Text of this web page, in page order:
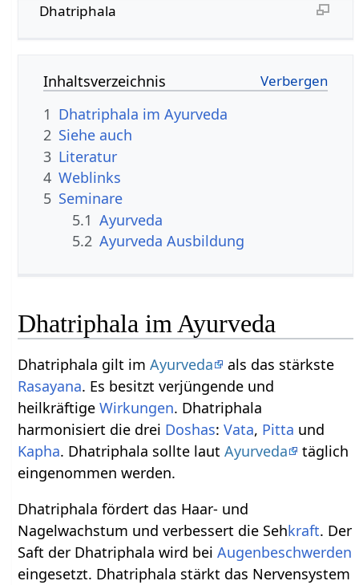
Dhatriphala
Inhaltsverzeichnis
1 Dhatriphala im Ayurveda
2 Siehe auch
3 Literatur
4 Weblinks
5 Seminare
5.1 Ayurveda
5.2 Ayurveda Ausbildung
Dhatriphala im Ayurveda
Dhatriphala gilt imAyurveda
als das stärkste
Rasayana. Es besitzt verjüngende und
heilkräftigeWirkungen. Dhatriphala
harmonisiert die drei Doshas:Vata, Pitta und
Kapha. Dhatriphala sollte lautAyurveda
täglich
eingenommen werden.
Dhatriphala fördert das Haar- und
Nagelwachstum und verbessert die Sehkraft. Der
Saft der Dhatriphala wird beiAugenbeschwerden
eingesetzt. Dhatriphala stärkt das Nervensystem